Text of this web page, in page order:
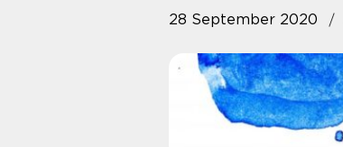
28 September 2020